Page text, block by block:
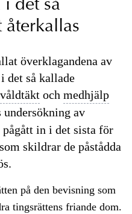
det så
återkallas
överklagandena av
det så kallade
våldtäkt och medhjälp
undersökning av
in i det sista för
skildrar de påstådda
på den bevisning som
tingsrättens friande dom.